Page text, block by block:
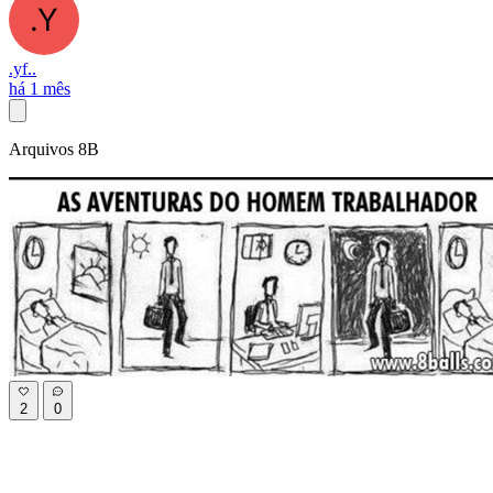
.yf..
há 1 mês
Arquivos 8B
2 0